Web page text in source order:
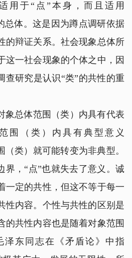
用于“点”本身，而且适用
总体。这是因为蹲点调研依据
的辩证关系。社会现象总体所
这一社会现象的个体之中，因
查研究是认识“类”的共性的重
总体范围（类）内具有代表
围（类）内具有典型意义
（类）就可能转变为非典型。
界，“点”也就失去了意义。诚
一定的共性，但这不等于每一
性内容。个性与共性的区别是
的共性内容也是随着对象范围
泽东同志在《矛盾论》中指